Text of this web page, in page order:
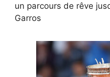
un parcours de rêve
Garros